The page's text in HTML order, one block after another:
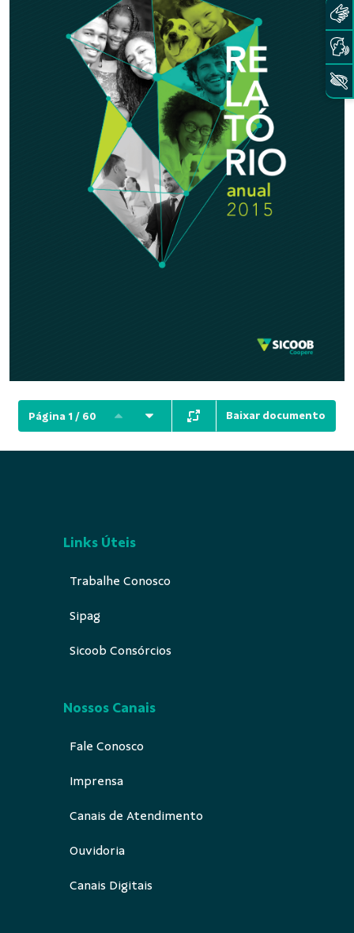
Página 1 / 60 Baixar documento
Links Úteis
Trabalhe Conosco
Sipag
Sicoob Consórcios
Nossos Canais
Fale Conosco
Imprensa
Canais de Atendimento
Ouvidoria
Canais Digitais